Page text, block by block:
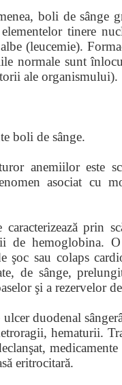
boli de sânge
tinere
(leucemie).
normale sunt
ale organismului).
boli de sânge.
anemiilor este
asociat cu
prin
de hemoglobina.
şoc sau colaps
de sânge,
şi a rezervelor
ulcer duodenal
hematurii.
eritrocitară.